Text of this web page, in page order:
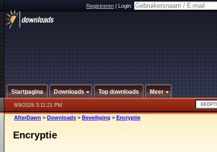
Registreren|Login:
Startpagina Downloads Top downloads Meer
8/9/2026 3:11:21 PM
AfterDawn > Downloads > Beveiliging > Encryptie
Encryptie